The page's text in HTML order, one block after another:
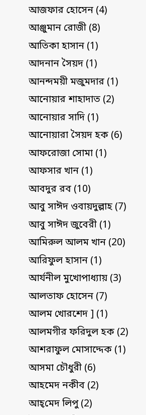
আজফার হোসেন (4)
আঞ্জুমান রোজী (8)
আতিকা হাসান (1)
আদনান সৈয়দ (1)
আনন্দময়ী মজুমদার (1)
আনোয়ার শাহাদাত (2)
আনোয়ার সাদি (1)
আনোয়ারা সৈয়দ হক (6)
আফরোজা সোমা (1)
আফসার খান (1)
আবদুর রব (10)
আবু সাঈদ ওবায়দুল্লাহ (7)
আবু সাঈদ জুবেরী (1)
আমিরুল আলম খান (20)
আরিফুল হাসান (1)
আর্যনীল মুখোপাধ্যায় (3)
আলতাফ হোসেন (7)
আলম খোরশেদ ] (1)
আলমগীর ফরিদুল হক (2)
আশরাফুল মোসাদ্দেক (1)
আসমা চৌধুরী (6)
আহমেদ নকীব (2)
আহ্‌মেদ লিপু (2)